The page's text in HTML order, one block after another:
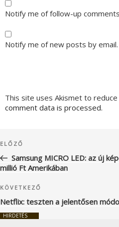
Notify me of follow-up
Notify me of new posts by email.
This site uses Akismet to reduce
comment data is processed.
navigáció
Korábbi
bejegyzés
ELŐZŐ
Samsung MICRO LED: az új
millió Ft Amerikában
Következő
bejegyzés
KÖVETKEZŐ
Netflix: teszten a jelentősen
HIRDETÉS